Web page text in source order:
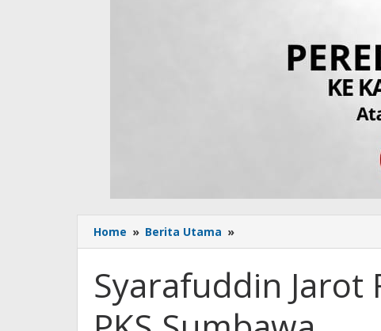
Home » Berita Utama »
Jarot
Jadi
Pengurus
PKS
Syarafuddin Jarot